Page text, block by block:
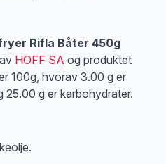
Rifla Båter 450g
HOFF SA og produktet
100g, hvorav 3.00 g er
g er karbohydrater.